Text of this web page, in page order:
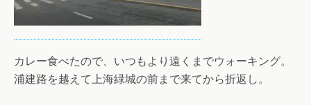
カレー食べたので、いつもより遠くまでウォーキング。
浦建路を越えて上海緑城の前まで来てから折返し。